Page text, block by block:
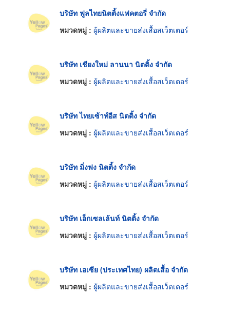
บริษัท ฟูลไทยนิตติ้งแฟคตอรี่ จำกัด
หมวดหมู่ : ผู้ผลิตและขายส่งเสื้อสเว็ตเตอร์
บริษัท เชียงใหม่ ลานนา นิตติ้ง จำกัด
หมวดหมู่ : ผู้ผลิตและขายส่งเสื้อสเว็ตเตอร์
บริษัท ไทยเซ้าท์อีส นิตติ้ง จำกัด
หมวดหมู่ : ผู้ผลิตและขายส่งเสื้อสเว็ตเตอร์
บริษัท มิ่งฟง นิตติ้ง จำกัด
หมวดหมู่ : ผู้ผลิตและขายส่งเสื้อสเว็ตเตอร์
บริษัท เอ็กเซลเล้นท์ นิตติ้ง จำกัด
หมวดหมู่ : ผู้ผลิตและขายส่งเสื้อสเว็ตเตอร์
บริษัท เอเซีย (ประเทศไทย) ผลิตเสื้อ จำกัด
หมวดหมู่ : ผู้ผลิตและขายส่งเสื้อสเว็ตเตอร์